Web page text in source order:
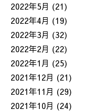
2022年5月 (21)
2022年4月 (19)
2022年3月 (32)
2022年2月 (22)
2022年1月 (25)
2021年12月 (21)
2021年11月 (29)
2021年10月 (24)